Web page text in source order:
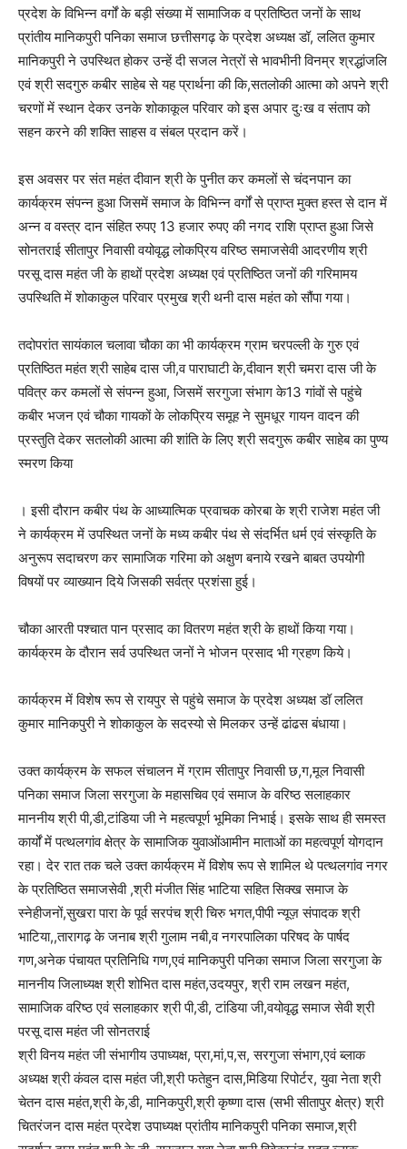
प्रदेश के विभिन्न वर्गों के बड़ी संख्या में सामाजिक व प्रतिष्ठित जनों के साथ
प्रांतीय मानिकपुरी पनिका समाज छत्तीसगढ़ के प्रदेश अध्यक्ष डॉ, ललित कुमार
मानिकपुरी ने उपस्थित होकर उन्हें दी सजल नेत्रों से भावभीनी विनम्र श्रद्धांजलि
एवं श्री सदगुरु कबीर साहेब से यह प्रार्थना की कि,सतलोकी आत्मा को अपने श्री
चरणों में स्थान देकर उनके शोकाकूल परिवार को इस अपार दुःख व संताप को
सहन करने की शक्ति साहस व संबल प्रदान करें।
इस अवसर पर संत महंत दीवान श्री के पुनीत कर कमलों से चंदनपान का
कार्यक्रम संपन्न हुआ जिसमें समाज के विभिन्न वर्गों से प्राप्त मुक्त हस्त से दान में
अन्न व वस्त्र दान संहित रुपए 13 हजार रुपए की नगद राशि प्राप्त हुआ जिसे
सोनतराई सीतापुर निवासी वयोवृद्ध लोकप्रिय वरिष्ठ समाजसेवी आदरणीय श्री
परसू दास महंत जी के हाथों प्रदेश अध्यक्ष एवं प्रतिष्ठित जनों की गरिमामय
उपस्थिति में शोकाकुल परिवार प्रमुख श्री थनी दास महंत को सौंपा गया।
तदोपरांत सायंकाल चलावा चौका का भी कार्यक्रम ग्राम चरपल्ली के गुरु एवं
प्रतिष्ठित महंत श्री साहेब दास जी,व पाराघाटी के,दीवान श्री चमरा दास जी के
पवित्र कर कमलों से संपन्न हुआ, जिसमें सरगुजा संभाग के13 गांवों से पहुंचे
कबीर भजन एवं चौका गायकों के लोकप्रिय समूह ने सुमधूर गायन वादन की
प्रस्तुति देकर सतलोकी आत्मा की शांति के लिए श्री सदगुरू कबीर साहेब का पुण्य
स्मरण किया
। इसी दौरान कबीर पंथ के आध्यात्मिक प्रवाचक कोरबा के श्री राजेश महंत जी
ने कार्यक्रम में उपस्थित जनों के मध्य कबीर पंथ से संदर्भित धर्म एवं संस्कृति के
अनुरूप सदाचरण कर सामाजिक गरिमा को अक्षुण बनाये रखने बाबत उपयोगी
विषयों पर व्याख्यान दिये जिसकी सर्वत्र प्रशंसा हुई।
चौका आरती पश्चात पान प्रसाद का वितरण महंत श्री के हाथों किया गया।
कार्यक्रम के दौरान सर्व उपस्थित जनों ने भोजन प्रसाद भी ग्रहण किये।
कार्यक्रम में विशेष रूप से रायपुर से पहुंचे समाज के प्रदेश अध्यक्ष डॉ ललित
कुमार मानिकपुरी ने शोकाकुल के सदस्यो से मिलकर उन्हें ढांढस बंधाया।
उक्त कार्यक्रम के सफल संचालन में ग्राम सीतापुर निवासी छ,ग,मूल निवासी
पनिका समाज जिला सरगुजा के महासचिव एवं समाज के वरिष्ठ सलाहकार
माननीय श्री पी,डी,टांडिया जी ने महत्वपूर्ण भूमिका निभाई। इसके साथ ही समस्त
कार्यों में पत्थलगांव क्षेत्र के सामाजिक युवाओंआमीन माताओं का महत्वपूर्ण योगदान
रहा। देर रात तक चले उक्त कार्यक्रम में विशेष रूप से शामिल थे पत्थलगांव नगर
के प्रतिष्ठित समाजसेवी ,श्री मंजीत सिंह भाटिया सहित सिक्ख समाज के
स्नेहीजनों,सुखरा पारा के पूर्व सरपंच श्री चिरु भगत,पीपी न्यूज़ संपादक श्री
भाटिया,,तारागढ़ के जनाब श्री गुलाम नबी,व नगरपालिका परिषद के पार्षद
गण,अनेक पंचायत प्रतिनिधि गण,एवं मानिकपुरी पनिका समाज जिला सरगुजा के
माननीय जिलाध्यक्ष श्री शोभित दास महंत,उदयपुर, श्री राम लखन महंत,
सामाजिक वरिष्ठ एवं सलाहकार श्री पी,डी, टांडिया जी,वयोवृद्ध समाज सेवी श्री
परसू दास महंत जी सोनतराई
श्री विनय महंत जी संभागीय उपाध्यक्ष, प्रा,मां,प,स, सरगुजा संभाग,एवं ब्लाक
अध्यक्ष श्री कंवल दास महंत जी,श्री फतेहुन दास,मिडिया रिपोर्टर, युवा नेता श्री
चेतन दास महंत,श्री के,डी, मानिकपुरी,श्री कृष्णा दास (सभी सीतापुर क्षेत्र) श्री
चितरंजन दास महंत प्रदेश उपाध्यक्ष प्रांतीय मानिकपुरी पनिका समाज,श्री